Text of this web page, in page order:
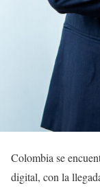
Colombia se
digital, con la